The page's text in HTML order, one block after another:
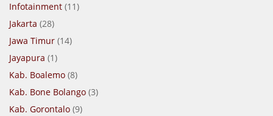
Infotainment (11)
Jakarta (28)
Jawa Timur (14)
Jayapura (1)
Kab. Boalemo (8)
Kab. Bone Bolango (3)
Kab. Gorontalo (9)